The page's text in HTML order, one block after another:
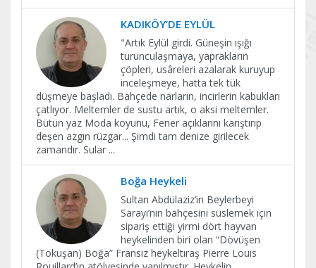
KADIKÖY’DE EYLÜL
"Artık Eylül girdi. Güneşin ışığı
turunculaşmaya, yaprakların
çöpleri, usâreleri azalarak kuruyup
inceleşmeye, hatta tek tük
düşmeye başladı. Bahçede narların, incirlerin kabukları
çatlıyor. Meltemler de sustu artık, o aksi meltemler.
Bütün yaz Moda koyunu, Fener açıklarını karıştırıp
deşen azgın rüzgar... Şimdi tam denize girilecek
zamandır. Sular ...
Boğa Heykeli
Sultan Abdülaziz’in Beylerbeyi
Sarayı’nın bahçesini süslemek için
sipariş ettiği yirmi dört hayvan
heykelinden biri olan “Dövüşen
(Tokuşan) Boğa” Fransız heykeltıraş Pierre Louis